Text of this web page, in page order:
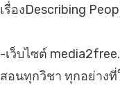
เรื่องDescribing
-เว็บไซต์
สอนทุกวิชา ทุกอย่าง